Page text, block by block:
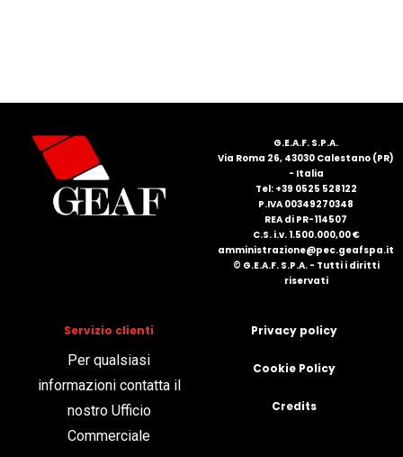
G.E.A.F. S.P.A.
Via Roma 26, 43030 Calestano (PR)
- Italia
Tel: +39 0525 528122
P.IVA 00349270348
REA di PR-114507
C.S. i.v. 1.500.000,00 €
amministrazione@pec.geafspa.it
© G.E.A.F. S.P.A. - Tutti i diritti
riservati
Servizio clienti
Per qualsiasi
informazioni contatta il
nostro Ufficio
Commerciale
Privacy policy
Cookie Policy
Credits